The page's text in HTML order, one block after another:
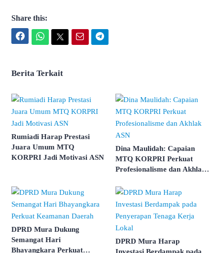
Share this:
Berita Terkait
Rumiadi Harap Prestasi
Juara Umum MTQ
KORPRI Jadi Motivasi ASN
Dina Maulidah: Capaian
MTQ KORPRI Perkuat
Profesionalisme dan Akhlak
DPRD Mura Dukung
Semangat Hari
Bhayangkara Perkuat
DPRD Mura Harap
Investasi Berdampak pada